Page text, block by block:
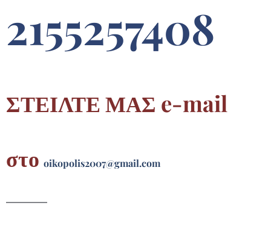
2155257408
ΣΤΕΙΛΤΕ ΜΑΣ e-mail
στο oikopolis2007@gmail.com